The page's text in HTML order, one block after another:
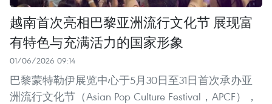
越南首次亮相巴黎亚洲流行文化节 展现富
有特色与充满活力的国家形象
01/06/2026 09:14
巴黎蒙特勒伊展览中心于5月30日至31日首次承办亚
洲流行文化节（Asian Pop Culture Festival，APCF），